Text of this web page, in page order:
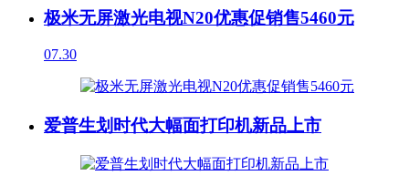
极米无屏激光电视N20优惠促销售5460元
07.30
爱普生划时代大幅面打印机新品上市